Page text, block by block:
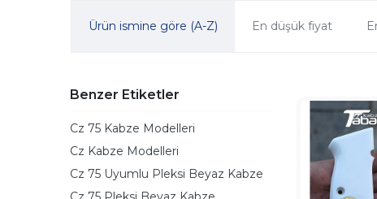
Ürün ismine göre (A-Z) En düşük fiyat
Benzer Etiketler
Cz 75 Kabze Modelleri
Cz Kabze Modelleri
Cz 75 Uyumlu Pleksi Beyaz Kabze